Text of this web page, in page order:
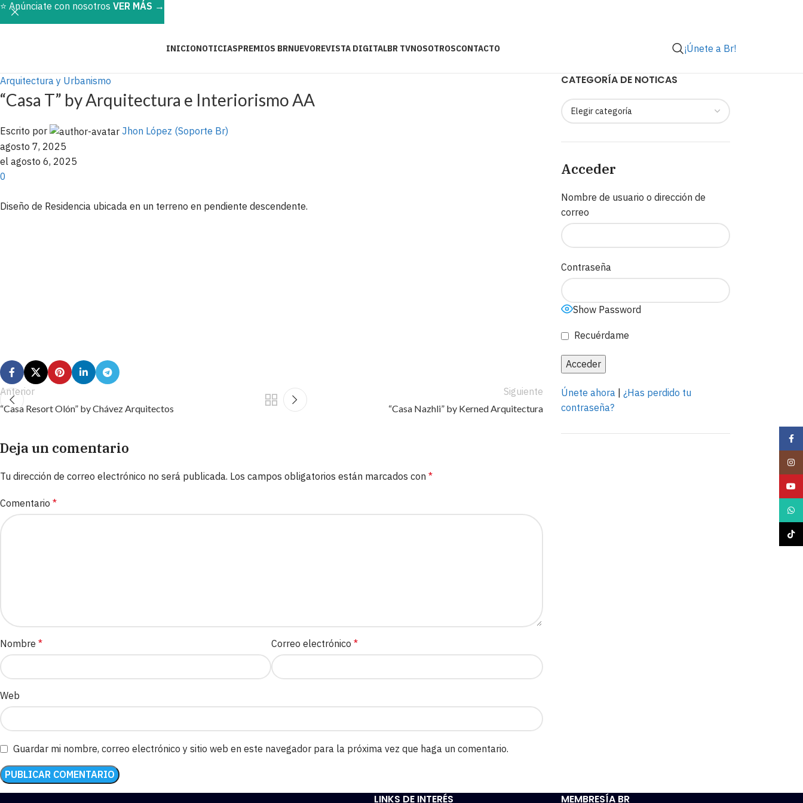
INICIONOTICIASPREMIOS BRNUEVOREVISTA DIGITALBR TVNOSOTROSCONTACTO ¡Únete a Br!
Arquitectura y Urbanismo
“Casa T” by Arquitectura e Interiorismo AA
Escrito por
Jhon López (Soporte Br)
agosto 7, 2025
el agosto 6, 2025
0
Diseño de Residencia ubicada en un terreno en pendiente descendente.
Anterior
“Casa Resort Olón” by Chávez Arquitectos
Siguiente
“Casa Nazhli” by Kerned Arquitectura
Deja un comentario
Tu dirección de correo electrónico no será publicada. Los campos obligatorios están marcados con *
Comentario *
Nombre * Correo electrónico*
Web
Guardar mi nombre, correo electrónico y sitio web en este navegador para la próxima vez que haga un comentario.
CATEGORÍA DE NOTICAS
Acceder
Nombre de usuario o dirección de
correo
Contraseña
Show Password
Recuérdame
Únete ahora| ¿Has perdido tu
contraseña?
LINKS DE INTERÉS MEMBRESÍA BR
⭐️ Anúnciate con nosotros VER MÁS →